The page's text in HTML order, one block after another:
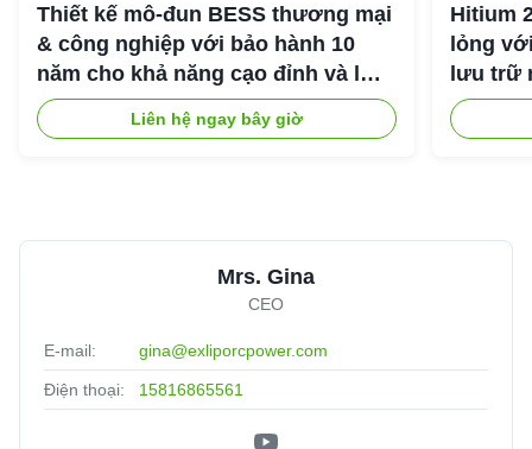
Thiết kế mô-đun BESS thương mại
& công nghiệp với bảo hành 10
năm cho khả năng cạo đỉnh và lưu
trữ năng lượng công nghiệp
Liên hệ ngay bây giờ
Hitium
lỏng
lưu trữ
Mrs. Gina
CEO
E-mail: gina@exliporcpower.com
Điện thoại: 15816865561